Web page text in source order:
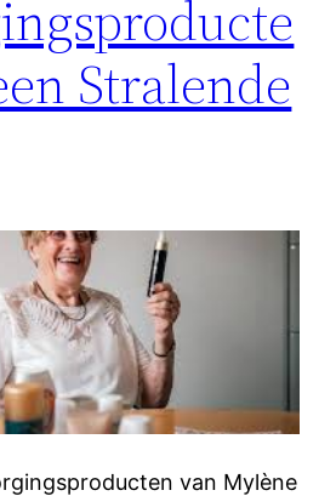
Stralende
van Mylène